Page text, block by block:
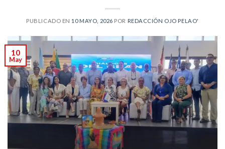
PUBLICADO EN 10 MAYO, 2026 POR REDACCIÓN OJO PELAO'
10
May